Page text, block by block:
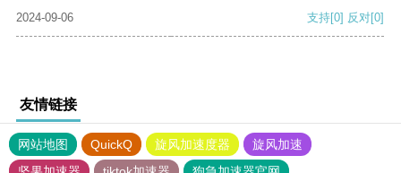
2024-09-06 支持[0] 反对[0]
友情链接
网站地图 QuickQ 旋风加速度器
旋风加速